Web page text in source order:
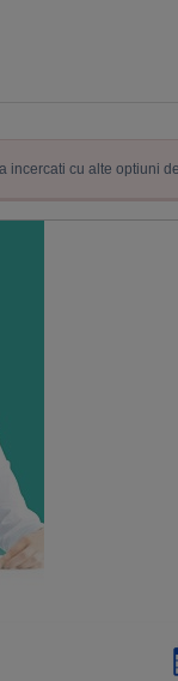
incercati cu alte optiuni de